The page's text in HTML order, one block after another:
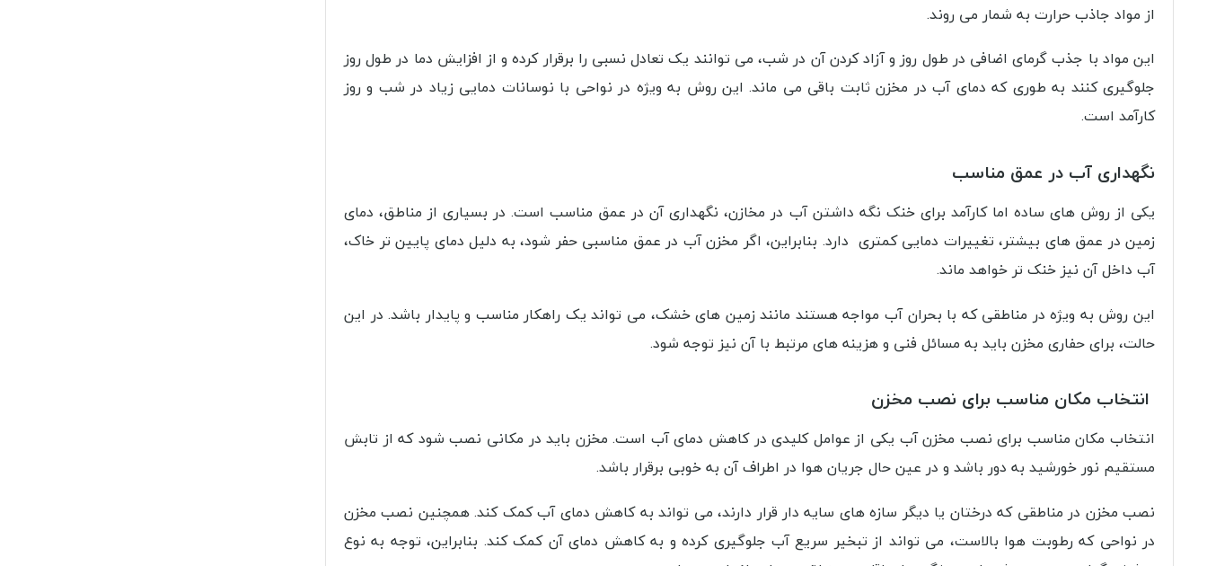
از مواد جاذب حرارت به شمار می روند.
این مواد با جذب گرمای اضافی در طول روز و آزاد کردن آن در شب، می توانند یک تعادل نسبی را برقرار کرده و از افزایش دما در طول روز
جلوگیری کنند به طوری که دمای آب در مخزن ثابت باقی می‌ ماند. این روش به ویژه در نواحی با نوسانات دمایی زیاد در شب و روز
کارآمد است.
نگهداری آب در عمق مناسب
یکی از روش‌ های ساده اما کارآمد برای خنک نگه داشتن آب در مخازن، نگهداری آن در عمق مناسب است. در بسیاری از مناطق، دمای
زمین در عمق‌ های بیشتر، تغییرات دمایی کمتری دارد. بنابراین، اگر مخزن آب در عمق مناسبی حفر شود، به دلیل دمای پایین‌ تر خاک،
آب داخل آن نیز خنک‌ تر خواهد ماند.
این روش به ویژه در مناطقی که با بحران آب مواجه هستند مانند زمین‌ های خشک، می‌ تواند یک راهکار مناسب و پایدار باشد. در این
حالت، برای حفاری مخزن باید به مسائل فنی و هزینه‌ های مرتبط با آن نیز توجه شود.
انتخاب مکان مناسب برای نصب مخزن
انتخاب مکان مناسب برای نصب مخزن آب یکی از عوامل کلیدی در کاهش دمای آب است. مخزن باید در مکانی نصب شود که از تابش
مستقیم نور خورشید به دور باشد و در عین حال جریان هوا در اطراف آن به خوبی برقرار باشد.
نصب مخزن در مناطقی که درختان یا دیگر سازه‌ های سایه‌ دار قرار دارند، می‌ تواند به کاهش دمای آب کمک کند. همچنین نصب مخزن
در نواحی که رطوبت هوا بالاست، می‌ تواند از تبخیر سریع آب جلوگیری کرده و به کاهش دمای آن کمک کند. بنابراین، توجه به نوع